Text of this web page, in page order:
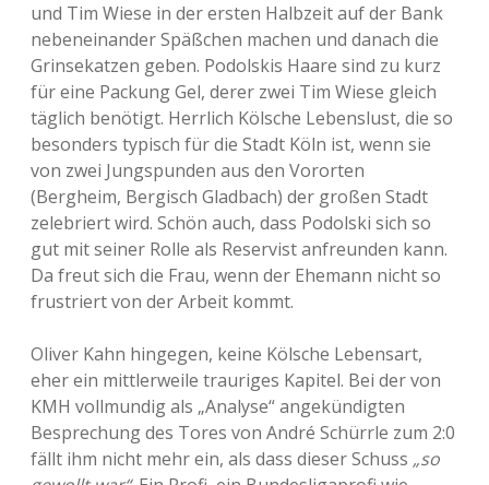
und Tim Wiese in der ersten Halbzeit auf der Bank
nebeneinander Späßchen machen und danach die
Grinsekatzen geben. Podolskis Haare sind zu kurz
für eine Packung Gel, derer zwei Tim Wiese gleich
täglich benötigt. Herrlich Kölsche Lebenslust, die so
besonders typisch für die Stadt Köln ist, wenn sie
von zwei Jungspunden aus den Vororten
(Bergheim, Bergisch Gladbach) der großen Stadt
zelebriert wird. Schön auch, dass Podolski sich so
gut mit seiner Rolle als Reservist anfreunden kann.
Da freut sich die Frau, wenn der Ehemann nicht so
frustriert von der Arbeit kommt.
Oliver Kahn hingegen, keine Kölsche Lebensart,
eher ein mittlerweile trauriges Kapitel. Bei der von
KMH vollmundig als „Analyse“ angekündigten
Besprechung des Tores von André Schürrle zum 2:0
fällt ihm nicht mehr ein, als dass dieser Schuss „so